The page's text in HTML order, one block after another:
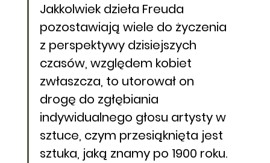
Jakkolwiek dzieła Freuda
pozostawiają wiele do życzenia
z perspektywy dzisiejszych
czasów, względem kobiet
zwłaszcza, to utorował on
drogę do zgłębiania
indywidualnego głosu artysty w
sztuce, czym przesiąknięta jest
sztuka, jaką znamy po 1900 roku.